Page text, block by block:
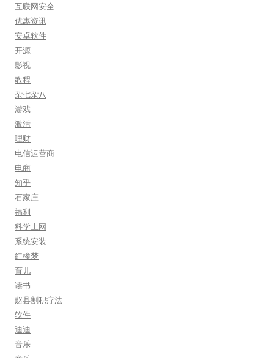
互联网安全
优惠资讯
安卓软件
开源
影视
教程
杂七杂八
游戏
激活
理财
电信运营商
电商
知乎
石家庄
福利
科学上网
系统安装
红楼梦
育儿
读书
赵县割积疗法
软件
迪迪
音乐